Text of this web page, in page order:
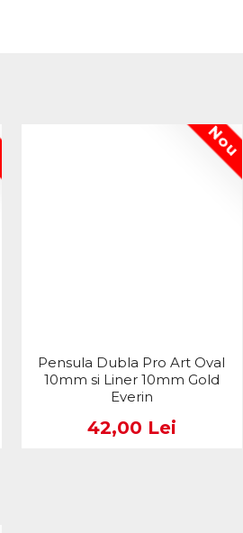
Nou
Pensula Dubla Pro Art Oval
10mm si Liner 10mm Gold
Everin
42,00 Lei